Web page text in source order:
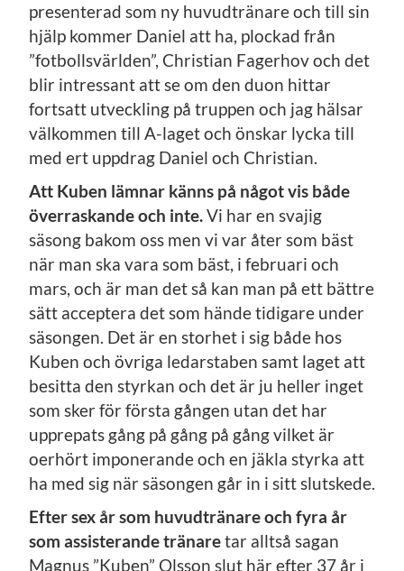
presenterad som ny huvudtränare och till sin
hjälp kommer Daniel att ha, plockad från
”fotbollsvärlden”, Christian Fagerhov och det
blir intressant att se om den duon hittar
fortsatt utveckling på truppen och jag hälsar
välkommen till A-laget och önskar lycka till
med ert uppdrag Daniel och Christian.
Att Kuben lämnar känns på något vis både
överraskande och inte.Vi har en svajig
säsong bakom oss men vi var åter som bäst
när man ska vara som bäst, i februari och
mars, och är man det så kan man på ett bättre
sätt acceptera det som hände tidigare under
säsongen. Det är en storhet i sig både hos
Kuben och övriga ledarstaben samt laget att
besitta den styrkan och det är ju heller inget
som sker för första gången utan det har
upprepats gång på gång på gång vilket är
oerhört imponerande och en jäkla styrka att
ha med sig när säsongen går in i sitt slutskede.
Efter sex år som huvudtränare och fyra år
som assisterande tränaretar alltså sagan
Magnus ”Kuben” Olsson slut här efter 37 år i